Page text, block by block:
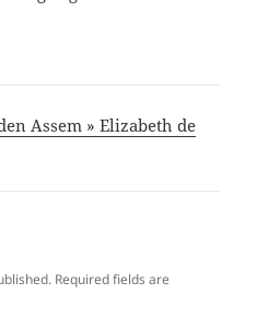
Assem » Elizabeth de
Required fields are